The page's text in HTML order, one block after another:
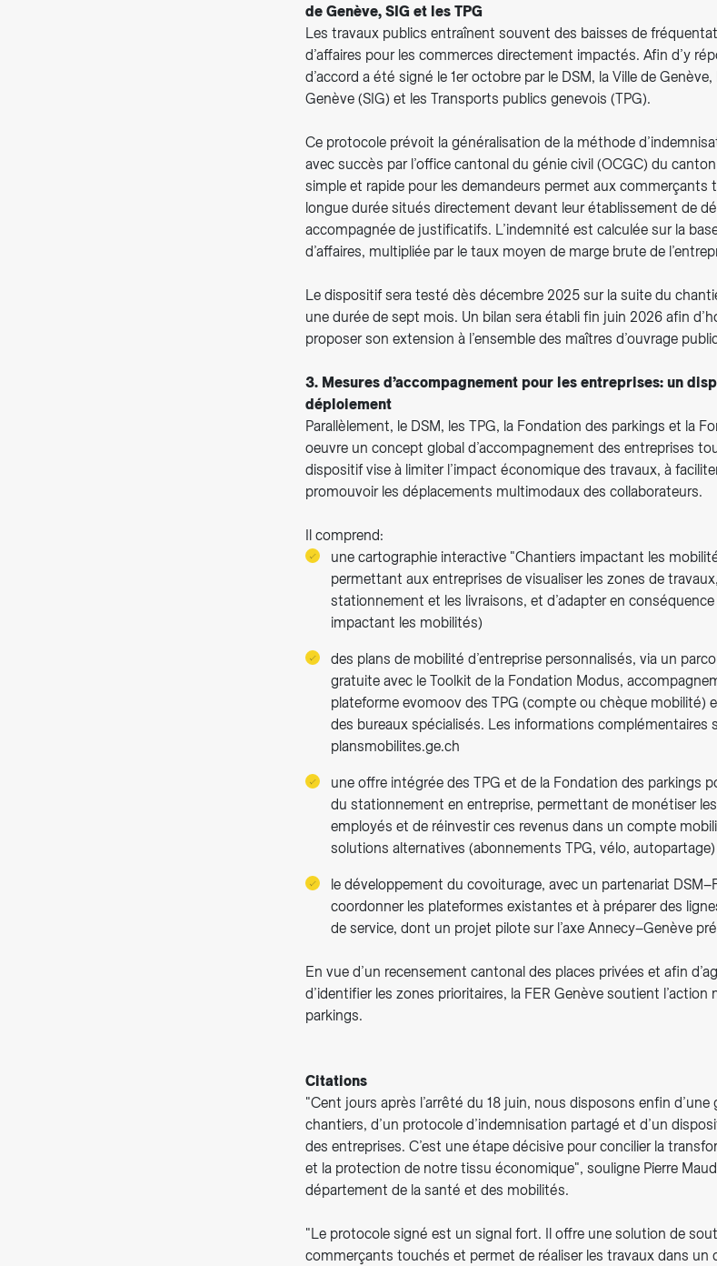
de Genève, SIG et les TPG
Les travaux publics entraînent souvent des baisses de
d’affaires pour les commerces directement impactés. Afin d’y
d’accord a été signé le 1er octobre par le DSM, la Ville de
Genève (SIG) et les Transports publics genevois (TPG).
Ce protocole prévoit la généralisation de la méthode
avec succès par l’office cantonal du génie civil (OCGC) du
simple et rapide pour les demandeurs permet aux commerçants
longue durée situés directement devant leur établissement de
accompagnée de justificatifs. L’indemnité est calculée sur la
d’affaires, multipliée par le taux moyen de marge brute de
Le dispositif sera testé dès décembre 2025 sur la suite du
une durée de sept mois. Un bilan sera établi fin juin 2026 afin
proposer son extension à l’ensemble des maîtres d’ouvrage
3. Mesures d’accompagnement pour les entreprises: un
déploiement
Parallèlement, le DSM, les TPG, la Fondation des parkings et la
oeuvre un concept global d’accompagnement des entreprises
dispositif vise à limiter l’impact économique des travaux, à
promouvoir les déplacements multimodaux des collaborateurs.
Il comprend:
une cartographie interactive "Chantiers impactant les
permettant aux entreprises de visualiser les zones de
stationnement et les livraisons, et d’adapter en
impactant les mobilités)
des plans de mobilité d’entreprise personnalisés, via un
gratuite avec le Toolkit de la Fondation Modus,
plateforme evomoov des TPG (compte ou chèque mobilité)
des bureaux spécialisés. Les informations complémentaires
plansmobilites.ge.ch
une offre intégrée des TPG et de la Fondation des parkings
du stationnement en entreprise, permettant de monétiser
employés et de réinvestir ces revenus dans un compte
solutions alternatives (abonnements TPG, vélo, autopartage)
le développement du covoiturage, avec un partenariat
coordonner les plateformes existantes et à préparer des
de service, dont un projet pilote sur l’axe Annecy–Genève
En vue d’un recensement cantonal des places privées et afin
d’identifier les zones prioritaires, la FER Genève soutient l’action
parkings.
Citations
"Cent jours après l’arrêté du 18 juin, nous disposons enfin d’une
chantiers, d’un protocole d’indemnisation partagé et d’un
des entreprises. C’est une étape décisive pour concilier la
et la protection de notre tissu économique", souligne Pierre
département de la santé et des mobilités.
"Le protocole signé est un signal fort. Il offre une solution de
commerçants touchés et permet de réaliser les travaux dans un